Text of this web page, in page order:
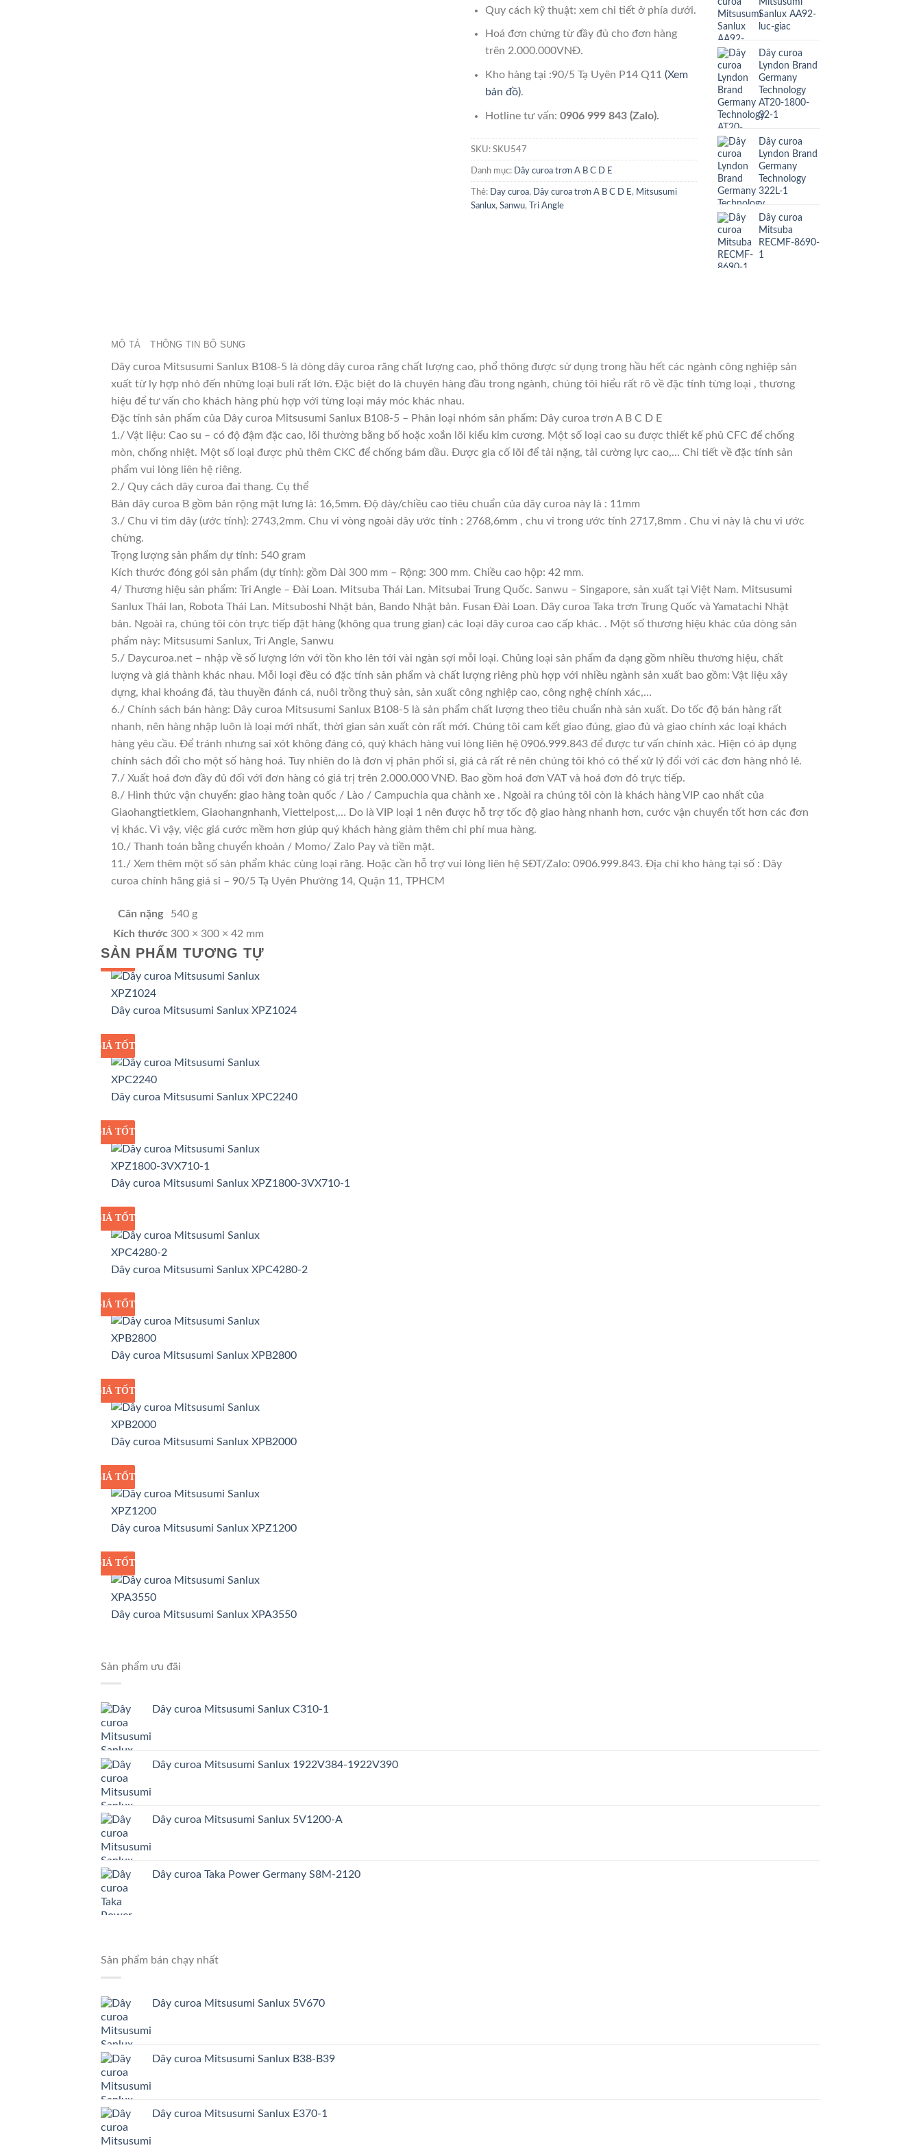
Quy cách kỹ thuật: xem chi tiết ở phía dưới.
Hoá đơn chứng từ đầy đủ cho đơn hàng
trên 2.000.000VNĐ.
Kho hàng tại :90/5 Tạ Uyên P14 Q11 (Xem
bản đồ).
Hotline tư vấn: 0906 999 843 (Zalo).
SKU: SKU547
Danh mục: Dây curoa trơn A B C D E
Thẻ: Day curoa, Dây curoa trơn A B C D E , Mitsusumi
Sanlux, Sanwu, Tri Angle
Sanlux AA92-
luc-giac
Dây curoa
Lyndon Brand
Germany
Technology
AT20-1800-
32-1
Dây curoa
Lyndon Brand
Germany
Technology
322L-1
Dây curoa
Mitsuba
RECMF-8690-
1
MÔ TẢ THÔNG TIN BỔ SUNG
Dây curoa Mitsusumi Sanlux B108-5 là dòng dây curoa răng chất lượng cao, phổ thông được sử dụng trong hầu hết các ngành công nghiệp sản
xuất từ ly hợp nhỏ đến những loại buli rất lớn. Đặc biệt do là chuyên hàng đầu trong ngành, chúng tôi hiểu rất rõ về đặc tính từng loại , thương
hiệu để tư vấn cho khách hàng phù hợp với từng loại máy móc khác nhau.
Đặc tính sản phẩm của Dây curoa Mitsusumi Sanlux B108-5 – Phân loại nhóm sản phẩm: Dây curoa trơn A B C D E
1./ Vật liệu: Cao su – có độ đậm đặc cao, lõi thường bằng bố hoặc xoắn lõi kiểu kim cương. Một số loại cao su được thiết kế phủ CFC để chống
mòn, chống nhiệt. Một số loại được phủ thêm CKC để chống bám dầu. Được gia cố lõi để tải nặng, tải cường lực cao,… Chi tiết về đặc tính sản
phẩm vui lòng liên hệ riêng.
2./ Quy cách dây curoa đai thang. Cụ thể
Bản dây curoa B gồm bản rộng mặt lưng là: 16,5mm. Độ dày/chiều cao tiêu chuẩn của dây curoa này là : 11mm
3./ Chu vi tim dây (ước tính): 2743,2mm. Chu vi vòng ngoài dây ước tính : 2768,6mm , chu vi trong ước tính 2717,8mm . Chu vi này là chu vi ước
chừng.
Trọng lượng sản phẩm dự tính: 540 gram
Kích thước đóng gói sản phẩm (dự tính): gồm Dài 300 mm – Rộng: 300 mm. Chiều cao hộp: 42 mm.
4/ Thương hiệu sản phẩm: Tri Angle – Đài Loan. Mitsuba Thái Lan. Mitsubai Trung Quốc. Sanwu – Singapore, sản xuất tại Việt Nam. Mitsusumi
Sanlux Thái lan, Robota Thái Lan. Mitsuboshi Nhật bản, Bando Nhật bản. Fusan Đài Loan. Dây curoa Taka trơn Trung Quốc và Yamatachi Nhật
bản. Ngoài ra, chúng tôi còn trực tiếp đặt hàng (không qua trung gian) các loại dây curoa cao cấp khác. . Một số thương hiệu khác của dòng sản
phẩm này: Mitsusumi Sanlux, Tri Angle, Sanwu
5./ Daycuroa.net – nhập về số lượng lớn với tồn kho lên tới vài ngàn sợi mỗi loại. Chủng loại sản phẩm đa dạng gồm nhiều thương hiệu, chất
lượng và giá thành khác nhau. Mỗi loại đều có đặc tính sản phẩm và chất lượng riêng phù hợp với nhiều ngành sản xuất bao gồm: Vật liệu xây
dựng, khai khoáng đá, tàu thuyền đánh cá, nuôi trồng thuỷ sản, sản xuất công nghiệp cao, công nghệ chính xác,…
6./ Chính sách bán hàng: Dây curoa Mitsusumi Sanlux B108-5 là sản phẩm chất lượng theo tiêu chuẩn nhà sản xuất. Do tốc độ bán hàng rất
nhanh, nên hàng nhập luôn là loại mới nhất, thời gian sản xuất còn rất mới. Chúng tôi cam kết giao đúng, giao đủ và giao chính xác loại khách
hàng yêu cầu. Để tránh nhưng sai xót không đáng có, quý khách hàng vui lòng liên hệ 0906.999.843 để được tư vấn chính xác. Hiện có áp dụng
chính sách đổi cho một số hàng hoá. Tuy nhiên do là đơn vị phân phối sỉ, giá cả rất rẻ nên chúng tôi khó có thể xử lý đổi với các đơn hàng nhỏ lẻ.
7./ Xuất hoá đơn đầy đủ đối với đơn hàng có giá trị trên 2.000.000 VNĐ. Bao gồm hoá đơn VAT và hoá đơn đỏ trực tiếp.
8./ Hình thức vận chuyển: giao hàng toàn quốc / Lào / Campuchia qua chành xe . Ngoài ra chúng tôi còn là khách hàng VIP cao nhất của
Giaohangtietkiem, Giaohangnhanh, Viettelpost,… Do là VIP loại 1 nên được hỗ trợ tốc độ giao hàng nhanh hơn, cước vận chuyển tốt hơn các đơn
vị khác. Vì vậy, việc giá cước mềm hơn giúp quý khách hàng giảm thêm chi phí mua hàng.
10./ Thanh toán bằng chuyển khoản / Momo/ Zalo Pay và tiền mặt.
11./ Xem thêm một số sản phẩm khác cùng loại răng. Hoặc cần hỗ trợ vui lòng liên hệ SĐT/Zalo: 0906.999.843. Địa chỉ kho hàng tại số : Dây
curoa chính hãng giá sỉ – 90/5 Tạ Uyên Phường 14, Quận 11, TPHCM
Cân nặng
540 g
Kích thước 300 × 300 × 42 mm
SẢN PHẨM TƯƠNG TỰ
GIÁ SỈ
GIÁ TỐT
Dây curoa Mitsusumi Sanlux XPZ1024
GIÁ SỈ
GIÁ TỐT
Dây curoa Mitsusumi Sanlux XPC2240
GIÁ SỈ
GIÁ TỐT
Dây curoa Mitsusumi Sanlux XPZ1800-3VX710-1
GIÁ SỈ
GIÁ TỐT
Dây curoa Mitsusumi Sanlux XPC4280-2
GIÁ SỈ
GIÁ TỐT
Dây curoa Mitsusumi Sanlux XPB2800
GIÁ SỈ
GIÁ TỐT
Dây curoa Mitsusumi Sanlux XPB2000
GIÁ SỈ
GIÁ TỐT
Dây curoa Mitsusumi Sanlux XPZ1200
GIÁ SỈ
GIÁ TỐT
Dây curoa Mitsusumi Sanlux XPA3550
Sản phẩm ưu đãi
Dây curoa Mitsusumi Sanlux C310-1
Dây curoa Mitsusumi Sanlux 1922V384-1922V390
Dây curoa Mitsusumi Sanlux 5V1200-A
Dây curoa Taka Power Germany S8M-2120
Sản phẩm bán chạy nhất
Dây curoa Mitsusumi Sanlux 5V670
Dây curoa Mitsusumi Sanlux B38-B39
Dây curoa Mitsusumi Sanlux E370-1